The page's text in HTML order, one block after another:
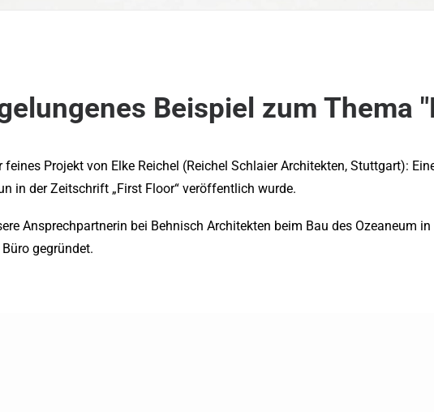
Beispiel zum Thema
feines Projekt von Elke Reichel (Reichel Schlaier Architekten, Stuttgart):
in der Zeitschrift „First Floor“ veröffentlich wurde.
Ansprechpartnerin bei Behnisch Architekten beim Bau des Ozeaneum
gegründet.